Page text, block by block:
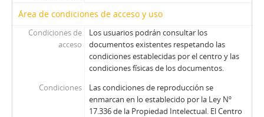
Área de condiciones de acceso y uso
Condiciones de
acceso
Los usuarios podrán consultar los
documentos existentes respetando las
condiciones establecidas por el centro y las
condiciones físicas de los documentos.
Condiciones
Las condiciones de reproducción se
enmarcan en lo establecido por la Ley Nº
17.336 de la Propiedad Intelectual. El Centro